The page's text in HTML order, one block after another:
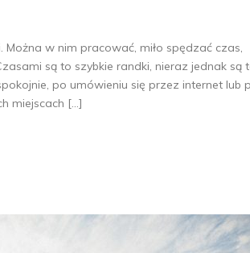
Można w nim pracować, miło spędzać czas,
są to szybkie randki, nieraz jednak są
po umówieniu się przez internet lub
miejscach […]